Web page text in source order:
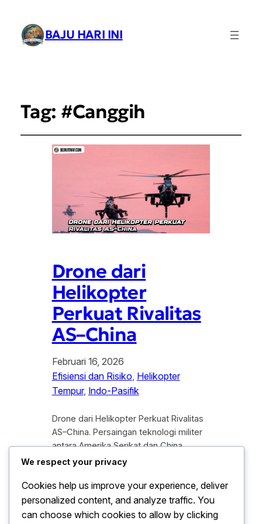
BAJU HARI INI
Tag: #Canggih
Drone dari
Helikopter
Perkuat Rivalitas
AS–China
Februari 16, 2026
Efisiensi dan Risiko, Helikopter
Tempur, Indo-Pasifik
Drone dari Helikopter Perkuat Rivalitas
AS–China. Persaingan teknologi militer
antara Amerika Serikat dan China
kembali memasuki babak baru. Kali ini,
helikopter menjadi sorotan utama
dalam dinamika rivalitas kedua negara.
Teknologi tersebut di nilai mampu
We respect your privacy
Cookies help us improve your experience, deliver
personalized content, and analyze traffic. You
can choose which cookies to allow by clicking